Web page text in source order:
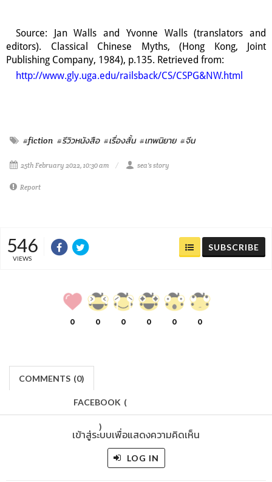
Source: Jan Walls and Yvonne Walls (translators and
editors). Classical Chinese Myths, (Hong Kong, Joint
Publishing Company, 1984), p.135. Retrieved from:
http://www.gly.uga.edu/railsback/CS/CSPG&NW.html
#fiction #รีวิวหนังสือ #เรื่องสั้น #เทพนิยาย #จีน
25th February 2022, 10:30 am sea's story
Report
546
VIEWS
SUBSCRIBE
0 0 0 0 0 0
COMMENTS (0)
FACEBOOK (
)
เข้าสู่ระบบเพื่อแสดงความคิดเห็น
LOG IN